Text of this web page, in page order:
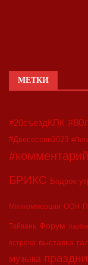
МЕТКИ
#20съездКПК
#Двесессии2023
БРИКС Бодрое
Минкоммерции ООН
Тайвань Форум
встреча выставка
музыка